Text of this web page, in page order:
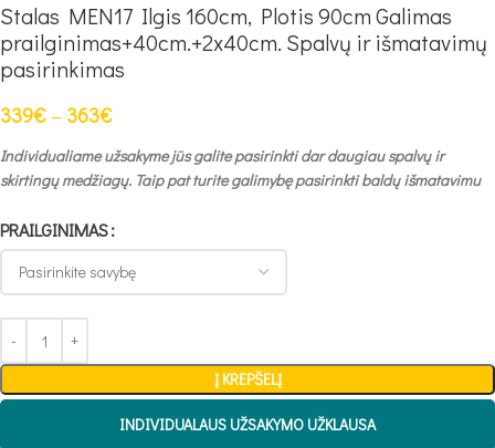
Stalas MEN17 Ilgis 160cm, Plotis 90cm Galimas
prailginimas+40cm.+2x40cm. Spalvų ir išmatavimų
pasirinkimas
339€ – 363€
Individualiame užsakyme jūs galite pasirinkti dar daugiau spalvų ir
skirtingų medžiagų. Taip pat turite galimybę pasirinkti baldų išmatavimu
PRAILGINIMAS
Į KREPŠELĮ
INDIVIDUALAUS UŽSAKYMO UŽKLAUSA